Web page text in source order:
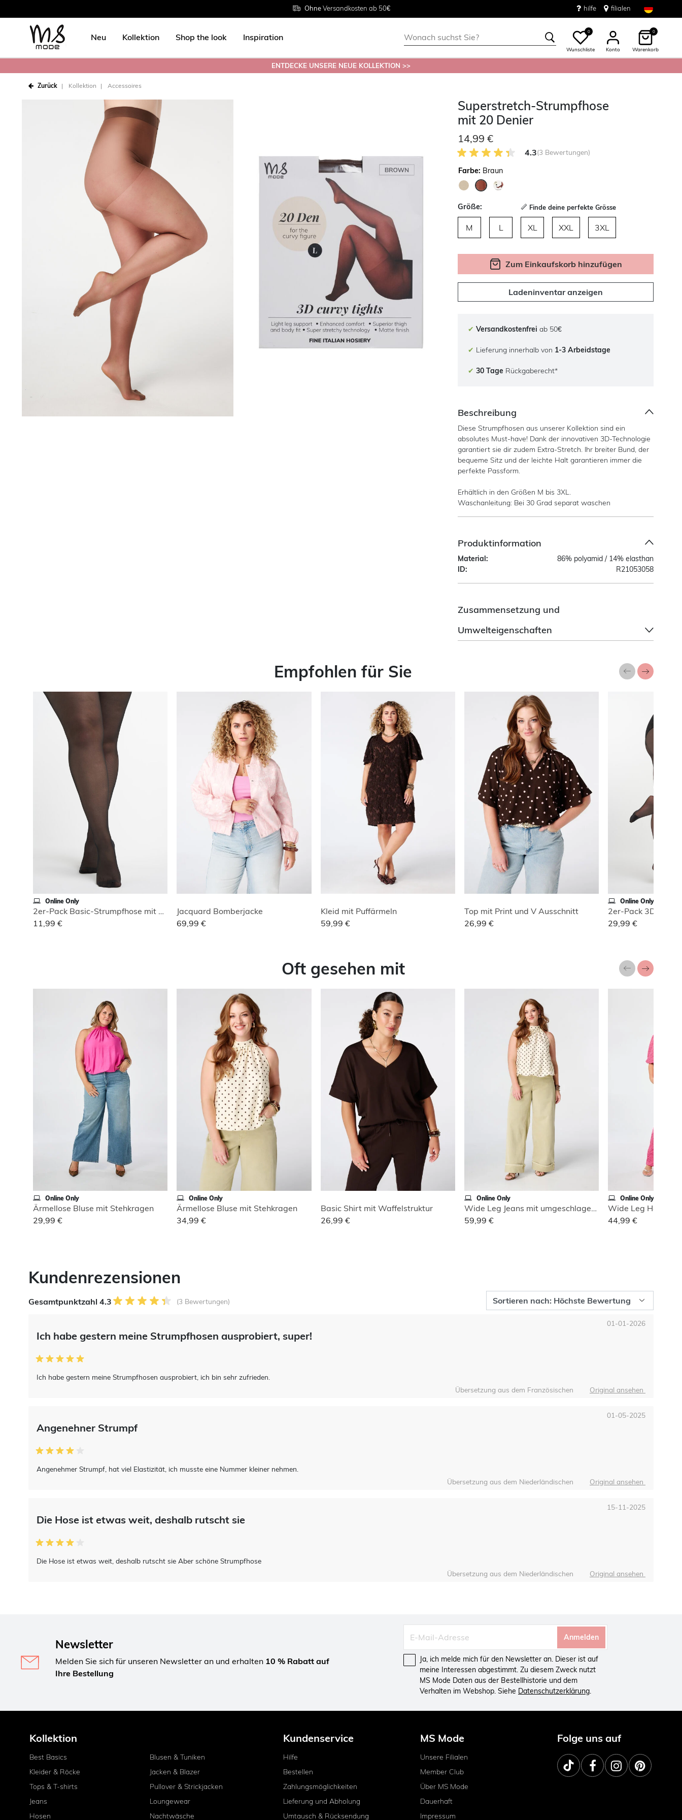
OhneVersandkosten ab 50€
Grösse38 - 54
Rückgabe innerhalb 30 Tagen hilfe filialen
Neu Kollektion Shop the look Inspiration
0
Wunschliste Konto
0
Warenkorb
ENTDECKE UNSERE NEUE KOLLEKTION >>
Zurück Kollektion Accessoires
Superstretch-Strumpfhose
mit 20 Denier
14,99 €
4.3 von 5 Kundenrezensionen
4.3(3 Bewertungen)
Farbe: Braun
Größe: Finde deine perfekte Grösse
M L XL XXL 3XL
Zum Einkaufskorb hinzufügen
Ladeninventar anzeigen
✔ Versandkostenfrei ab 50€
✔ Lieferung innerhalb von 1-3 Arbeidstage
✔ 30 Tage Rückgaberecht*
Beschreibung
Diese Strumpfhosen aus unserer Kollektion sind ein
absolutes Must-have! Dank der innovativen 3D-Technologie
garantiert sie dir zudem Extra-Stretch. Ihr breiter Bund, der
bequeme Sitz und der leichte Halt garantieren immer die
perfekte Passform.
Erhältlich in den Größen M bis 3XL.
Waschanleitung: Bei 30 Grad separat waschen
Produktinformation
Material:
86% polyamid / 14% elasthan
ID:
R21053058
Zusammensetzung und
Umwelteigenschaften
Empfohlen für Sie
Online Only
2er-Pack Basic-Strumpfhose mit 40 Denier
11,99 €
Jacquard Bomberjacke
69,99 €
Kleid mit Puffärmeln
59,99 €
Top mit Print und V Ausschnitt
26,99 €
Online Only
29,99 €
Oft gesehen mit
Online Only
Ärmellose Bluse mit Stehkragen
29,99 €
Online Only
Ärmellose Bluse mit Stehkragen
34,99 €
Basic Shirt mit Waffelstruktur
26,99 €
Online Only
Wide Leg Jeans mit umgeschlagenem Saum
59,99 €
Online Only
44,99 €
Kundenrezensionen
Gesamtpunktzahl 4.3 (3 Bewertungen)
Ich habe gestern meine Strumpfhosen ausprobiert, super!
Ich habe gestern meine Strumpfhosen ausprobiert, ich bin sehr zufrieden.
01-01-2026
Übersetzung aus dem Französischen Original ansehen
Angenehner Strumpf
Angenehmer Strumpf, hat viel Elastizität, ich musste eine Nummer kleiner nehmen.
01-05-2025
Übersetzung aus dem Niederländischen Original ansehen
Die Hose ist etwas weit, deshalb rutscht sie
Die Hose ist etwas weit, deshalb rutscht sie Aber schöne Strumpfhose
15-11-2025
Übersetzung aus dem Niederländischen Original ansehen
Newsletter
Melden Sie sich für unseren Newsletter an und erhalten 10 % Rabatt auf
Ihre Bestellung
Anmelden
Ja, ich melde mich für den Newsletter an. Dieser ist auf
meine Interessen abgestimmt. Zu diesem Zweck nutzt
MS Mode Daten aus der Bestellhistorie und dem
Verhalten im Webshop. Siehe Datenschutzerklärung.
Kollektion
Best Basics
Kleider & Röcke
Tops & T-shirts
Jeans
Hosen
Blusen & Tuniken
Jacken & Blazer
Pullover & Strickjacken
Loungewear
Nachtwäsche
Kundenservice
Hilfe
Bestellen
Zahlungsmöglichkeiten
Lieferung und Abholung
Umtausch & Rücksendung
MS Mode
Unsere Filialen
Member Club
Über MS Mode
Dauerhaft
Impressum
Folge uns auf